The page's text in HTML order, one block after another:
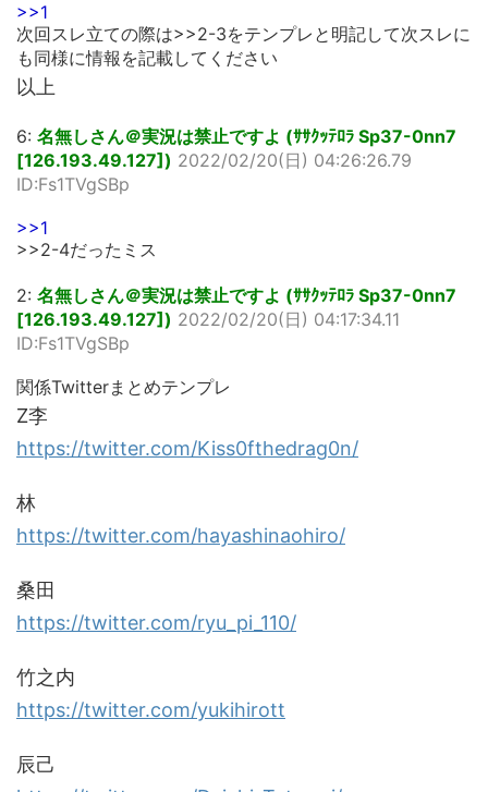
>>1
次回スレ立ての際は>>2-3をテンプレと明記して次スレに
も同様に情報を記載してください
以上
6: 名無しさん＠実況は禁止ですよ (ｻｻｸｯﾃﾛﾗ Sp37-0nn7
[126.193.49.127]) 2022/02/20(日) 04:26:26.79
ID:Fs1TVgSBp
>>1
>>2-4だったミス
2: 名無しさん＠実況は禁止ですよ (ｻｻｸｯﾃﾛﾗ Sp37-0nn7
[126.193.49.127]) 2022/02/20(日) 04:17:34.11
ID:Fs1TVgSBp
関係Twitterまとめテンプレ
Z李
https://twitter.com/Kiss0fthedrag0n/
林
https://twitter.com/hayashinaohiro/
桑田
https://twitter.com/ryu_pi_110/
竹之内
https://twitter.com/yukihirott
辰己